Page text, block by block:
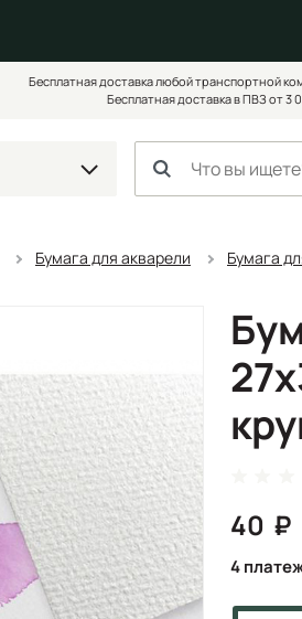
Бесплатная доставка любой транспортной
Бесплатная доставка в ПВЗ от 3
Бумага для акварели Бумага
40
4